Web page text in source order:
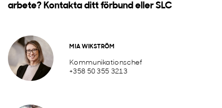
arbete? Kontakta ditt förbund eller SLC
MIA WIKSTRÖM
Kommunikationschef
+358 50 355 3213